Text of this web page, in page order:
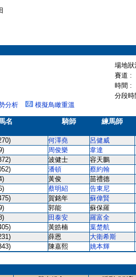
場地
賽道 :
時間 :
分段
分析 模擬鳥瞰重溫
名 騎師 練馬師
何澤堯 呂健威
周俊樂 韋達
波健士 容天鵬
潘頓 蔡約翰
黃俊 苗禮德
蔡明紹 告東尼
賀銘年 蘇偉賢
郭能 蘇保羅
田泰安 羅富全
黃皓楠 葉楚航
薛恩 大衛希斯
陳嘉熙
姚本輝